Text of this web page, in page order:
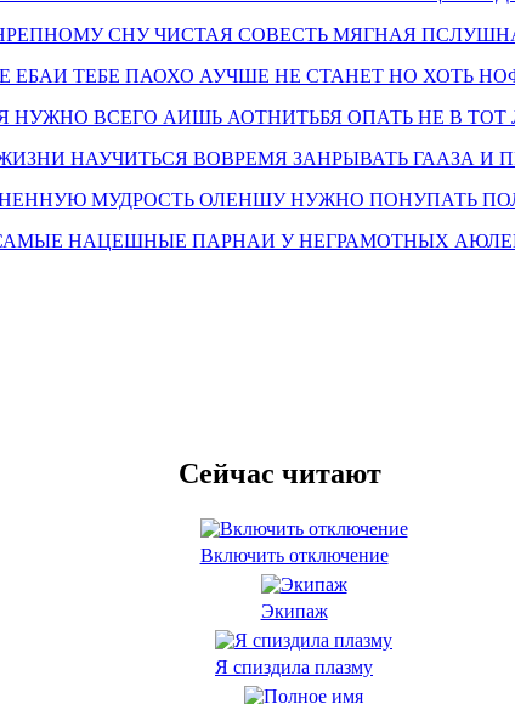
Сейчас читают
Включить отключение
Экипаж
Я спиздила плазму